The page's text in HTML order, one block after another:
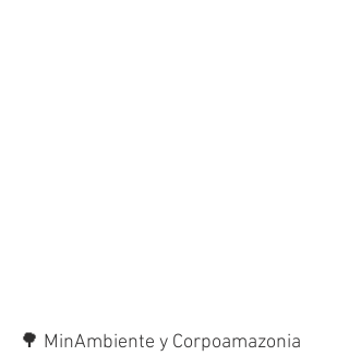
🌳 MinAmbiente y Corpoamazonia